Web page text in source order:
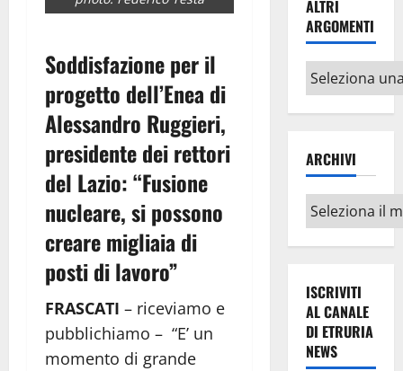
Soddisfazione per il
progetto dell’Enea di
Alessandro Ruggieri,
presidente dei rettori
del Lazio: “Fusione
nucleare, si possono
creare migliaia di
posti di lavoro”
FRASCATI – riceviamo e
pubblichiamo – “E’ un
momento di grande
ALTRI
ARGOMENTI
Altri
argomenti
ARCHIVI
Archivi
ISCRIVITI
AL CANALE
DI ETRURIA
NEWS